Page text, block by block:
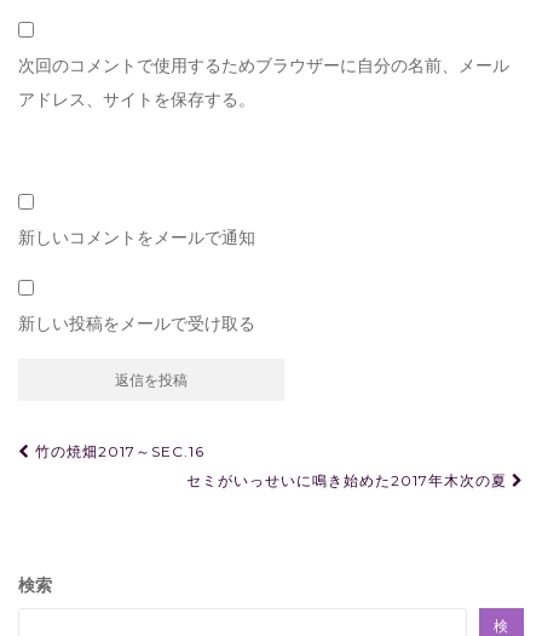
次回のコメントで使用するためブラウザーに自分の名前、メール
アドレス、サイトを保存する。
新しいコメントをメールで通知
新しい投稿をメールで受け取る
投
ゲ
竹の焼畑2017～SEC.16
セミがいっせいに鳴き始めた2017年木次の夏
検索
検